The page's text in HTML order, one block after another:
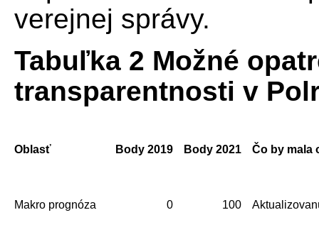
verejnej správy.
Tabuľka 2 Možné
transparentnosti v
Oblasť Body 2019 Body 2021 Čo by mala
Makro prognóza 0 100